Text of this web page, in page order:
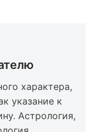
характера,
указание к
Астрология,